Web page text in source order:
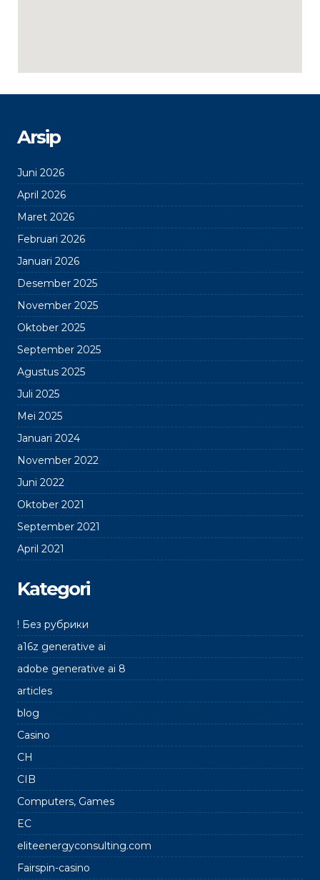
Arsip
Juni 2026
April 2026
Maret 2026
Februari 2026
Januari 2026
Desember 2025
November 2025
Oktober 2025
September 2025
Agustus 2025
Juli 2025
Mei 2025
Januari 2024
November 2022
Juni 2022
Oktober 2021
September 2021
April 2021
Kategori
! Без рубрики
a16z generative ai
adobe generative ai 8
articles
blog
Casino
CH
CIB
Computers, Games
EC
eliteenergyconsulting.com
Fairspin-casino